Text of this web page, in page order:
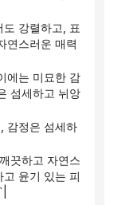
연스러운 매력
섬세하고 뉘앙
윤기 있는 피